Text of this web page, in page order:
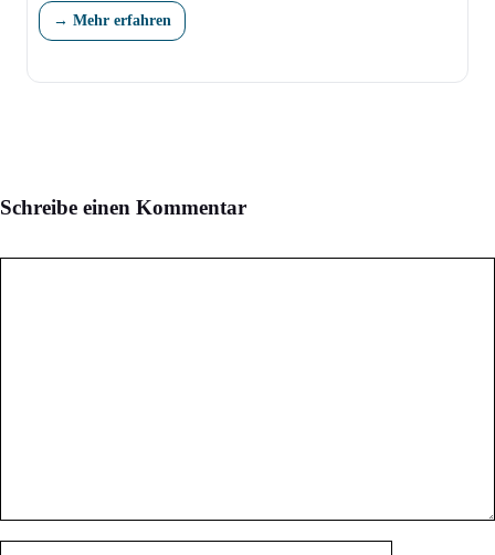
→ Mehr erfahren
Schreibe einen Kommentar